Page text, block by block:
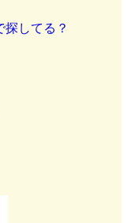
探してる？